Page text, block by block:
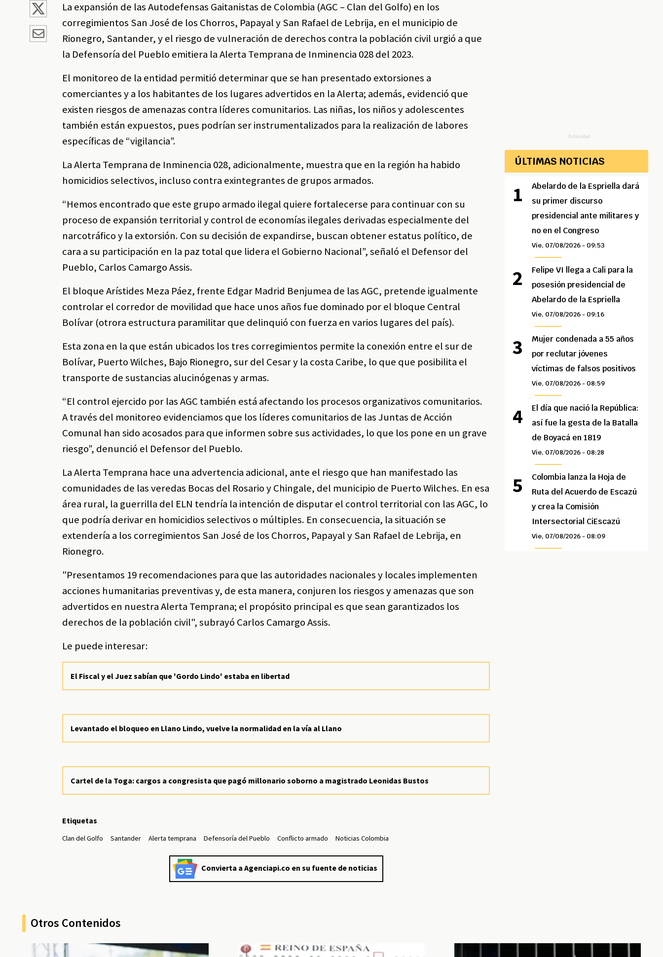
La expansión de las Autodefensas Gaitanistas de Colombia (AGC – Clan del Golfo) en los
corregimientos San José de los Chorros, Papayal y San Rafael de Lebrija, en el municipio de
Rionegro, Santander, y el riesgo de vulneración de derechos contra la población civil urgió a que
la Defensoría del Pueblo emitiera la Alerta Temprana de Inminencia 028 del 2023.
El monitoreo de la entidad permitió determinar que se han presentado extorsiones a
comerciantes y a los habitantes de los lugares advertidos en la Alerta; además, evidenció que
existen riesgos de amenazas contra líderes comunitarios. Las niñas, los niños y adolescentes
también están expuestos, pues podrían ser instrumentalizados para la realización de labores
específicas de “vigilancia”.
La Alerta Temprana de Inminencia 028, adicionalmente, muestra que en la región ha habido
homicidios selectivos, incluso contra exintegrantes de grupos armados.
“Hemos encontrado que este grupo armado ilegal quiere fortalecerse para continuar con su
proceso de expansión territorial y control de economías ilegales derivadas especialmente del
narcotráfico y la extorsión. Con su decisión de expandirse, buscan obtener estatus político, de
cara a su participación en la paz total que lidera el Gobierno Nacional”, señaló el Defensor del
Pueblo, Carlos Camargo Assis.
El bloque Arístides Meza Páez, frente Edgar Madrid Benjumea de las AGC, pretende igualmente
controlar el corredor de movilidad que hace unos años fue dominado por el bloque Central
Bolívar (otrora estructura paramilitar que delinquió con fuerza en varios lugares del país).
Esta zona en la que están ubicados los tres corregimientos permite la conexión entre el sur de
Bolívar, Puerto Wilches, Bajo Rionegro, sur del Cesar y la costa Caribe, lo que que posibilita el
transporte de sustancias alucinógenas y armas.
“El control ejercido por las AGC también está afectando los procesos organizativos comunitarios.
A través del monitoreo evidenciamos que los líderes comunitarios de las Juntas de Acción
Comunal han sido acosados para que informen sobre sus actividades, lo que los pone en un grave
riesgo”, denunció el Defensor del Pueblo.
La Alerta Temprana hace una advertencia adicional, ante el riesgo que han manifestado las
comunidades de las veredas Bocas del Rosario y Chingale, del municipio de Puerto Wilches. En esa
área rural, la guerrilla del ELN tendría la intención de disputar el control territorial con las AGC, lo
que podría derivar en homicidios selectivos o múltiples. En consecuencia, la situación se
extendería a los corregimientos San José de los Chorros, Papayal y San Rafael de Lebrija, en
Rionegro.
"Presentamos 19 recomendaciones para que las autoridades nacionales y locales implementen
acciones humanitarias preventivas y, de esta manera, conjuren los riesgos y amenazas que son
advertidos en nuestra Alerta Temprana; el propósito principal es que sean garantizados los
derechos de la población civil", subrayó Carlos Camargo Assis.
Le puede interesar:
El Fiscal y el Juez sabían que 'Gordo Lindo' estaba en libertad
Levantado el bloqueo en Llano Lindo, vuelve la normalidad en la vía al Llano
Cartel de la Toga: cargos a congresista que pagó millonario soborno a magistrado Leonidas Bustos
Etiquetas
Clan del Golfo Santander Alerta temprana Defensoría del Pueblo Conflicto armado Noticias Colombia
Convierta a Agenciapi.co en su fuente de noticias
Publicidad
ÚLTIMAS NOTICIAS
Abelardo de la Espriella dará
su primer discurso
presidencial ante militares y
no en el Congreso
Vie, 07/08/2026 - 09:53
Felipe VI llega a Cali para la
posesión presidencial de
Abelardo de la Espriella
Vie, 07/08/2026 - 09:16
Mujer condenada a 55 años
por reclutar jóvenes
víctimas de falsos positivos
Vie, 07/08/2026 - 08:59
El día que nació la República:
así fue la gesta de la Batalla
de Boyacá en 1819
Vie, 07/08/2026 - 08:28
Colombia lanza la Hoja de
Ruta del Acuerdo de Escazú
y crea la Comisión
Intersectorial CiEscazú
Vie, 07/08/2026 - 08:09
Otros Contenidos